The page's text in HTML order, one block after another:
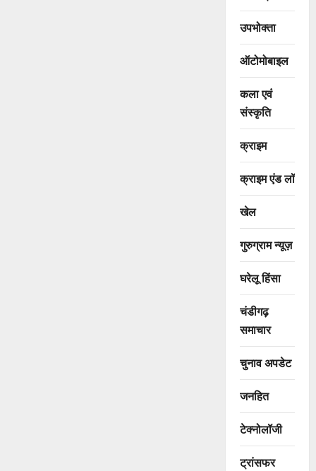
उपभोक्ता
ऑटोमोबाइल
कला एवं
संस्कृति
क्राइम
क्राइम एंड लॉ
खेल
गुरुग्राम न्यूज़
घरेलू हिंसा
चंडीगढ़
समाचार
चुनाव अपडेट
जनहित
टेक्नोलॉजी
ट्रांसफर